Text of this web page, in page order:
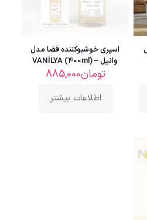
اسپری خوشبوکننده فضا مدل
وانیل – VANİLYA (400ml)
تومان885,000
اطلاعات بیشتر